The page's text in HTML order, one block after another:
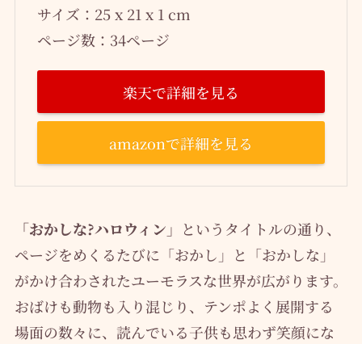
サイズ：25 x 21 x 1 cm
ページ数：34ページ
楽天で詳細を見る
amazonで詳細を見る
「おかしな?ハロウィン」 というタイトルの通り、
ページをめくるたびに「おかし」と「おかしな」
がかけ合わされたユーモラスな世界が広がります。
おばけも動物も入り混じり、テンポよく展開する
場面の数々に、読んでいる子供も思わず笑顔にな